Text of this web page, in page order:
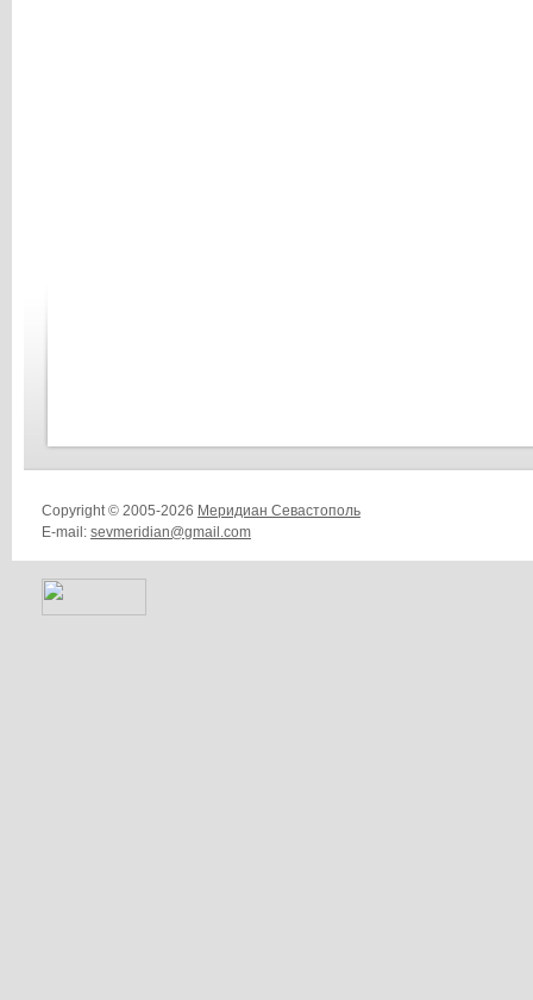
Copyright © 2005-2026 Меридиан Севастополь
E-mail: sevmeridian@gmail.com